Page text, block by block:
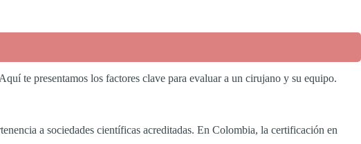
te presentamos los factores clave para evaluar a un cirujano y su equipo.
a sociedades científicas acreditadas. En Colombia, la certificación en